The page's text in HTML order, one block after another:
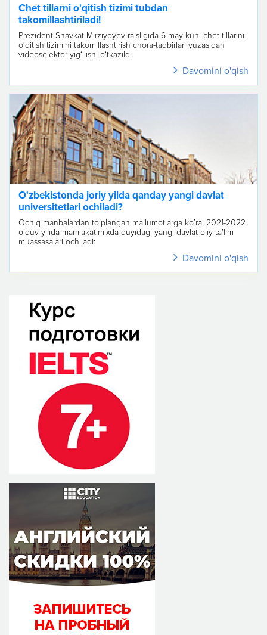
Chet tillarni o'qitish tizimi tubdan
takomillashtiriladi!
Prezident Shavkat Mirziyoyev raisligida 6-may kuni chet tillarini
o‘qitish tizimini takomillashtirish chora-tadbirlari yuzasidan
videoselektor yig‘ilishi o‘tkazildi.
Davomini o'qish
O'zbekistonda joriy yilda qanday yangi davlat
universitetlari ochiladi?
Ochiq manbalardan to’plangan ma’lumotlarga ko’ra, 2021-2022
o’quv yilida mamlakatimixda quyidagi yangi davlat oliy ta’lim
muassasalari ochiladi:
Davomini o'qish